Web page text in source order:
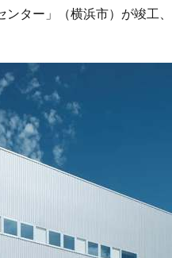
ター」（横浜市）が竣工